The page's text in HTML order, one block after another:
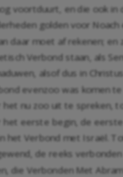
voortduurt, en die ook
golden voor
daar moet af rekenen;
Verbond staan, als
alsof dus in
evenzoo was komen
nu zoo uit te spreken,
eerste begin, de
het Verbond met Israël.
de reeks
die Verbonden Met